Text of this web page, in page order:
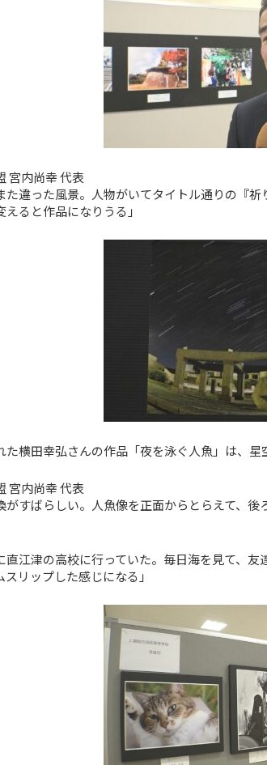
宮内尚幸 代表
た違った風景。人物がいてタイトル通りの『
ると作品になりうる」
た横田幸弘さんの作品「夜を泳ぐ人魚」は、星
宮内尚幸 代表
がすばらしい。人魚像を正面からとらえて、
直江津の高校に行っていた。毎日海を見て、
リップした感じになる」